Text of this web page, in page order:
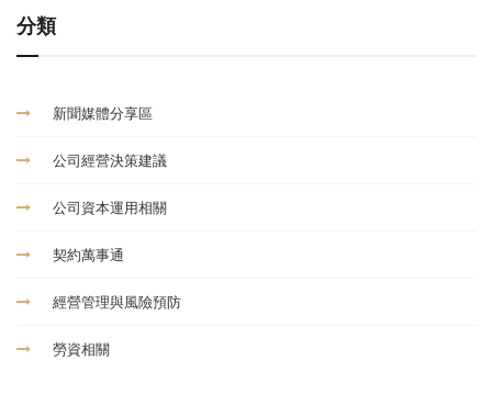
分類
新聞媒體分享區
公司經營決策建議
公司資本運用相關
契約萬事通
經營管理與風險預防
勞資相關